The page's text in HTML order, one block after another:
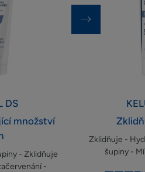
DS
množství
- Zklidňuje
-
Zklidňuje -
šupiny -